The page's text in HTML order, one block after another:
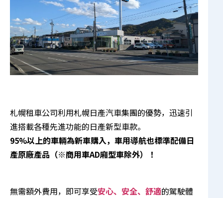
札幌租車公司利用札幌日產汽車集團的優勢，迅速引
進搭載各種先進功能的日產新型車款。
95%以上的車輛為新車購入，車用導航也標準配備日
產原廠產品（※商用車AD廂型車除外）！
無需額外費用，即可享受安心、安全、舒適的駕駛體